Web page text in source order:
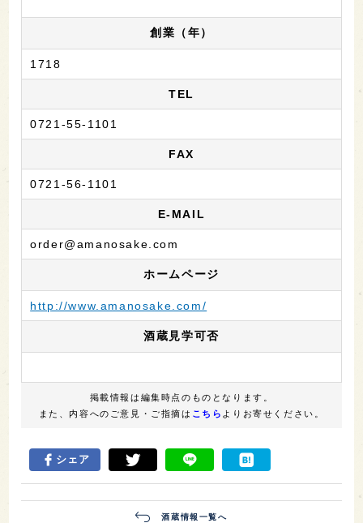
創業（年）
1718
TEL
0721-55-1101
FAX
0721-56-1101
E-MAIL
order@amanosake.com
ホームページ
http://www.amanosake.com/
酒蔵見学可否
掲載情報は編集時点のものとなります。
また、内容へのご意見・ご指摘は こちら よりお寄せください。
シェア
酒蔵情報一覧へ